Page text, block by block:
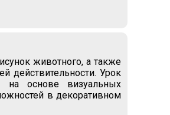
животного, а также
действительности. Урок
на основе визуальных
в декоративном